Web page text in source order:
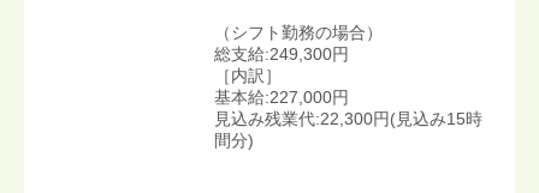
（シフト勤務の場合）
総支給:249,300円
［内訳］
基本給:227,000円
見込み残業代:22,300円(見込み15時
間分)